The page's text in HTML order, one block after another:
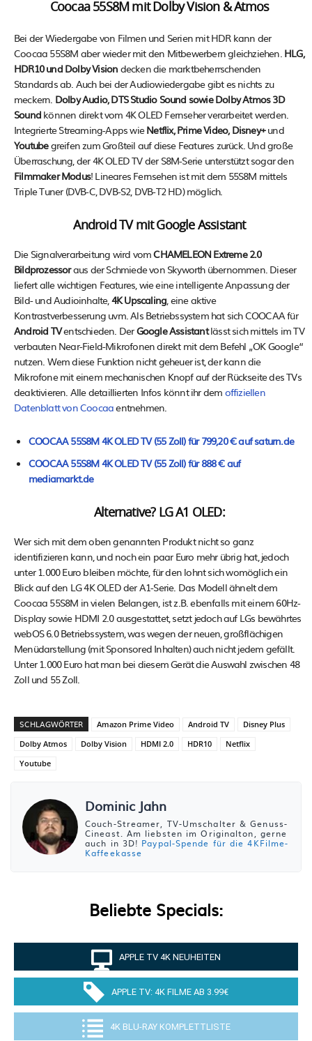
Coocaa 55S8M mit Dolby Vision & Atmos
Bei der Wiedergabe von Filmen und Serien mit HDR kann der
Coocaa 55S8M aber wieder mit den Mitbewerbern gleichziehen. HLG,
HDR10 und Dolby Vision decken die marktbeherrschenden
Standards ab. Auch bei der Audiowiedergabe gibt es nichts zu
meckern. Dolby Audio, DTS Studio Sound sowie Dolby Atmos 3D
Sound können direkt vom 4K OLED Fernseher verarbeitet werden.
Integrierte Streaming-Apps wieNetflix, Prime Video, Disney+und
Youtubegreifen zum Großteil auf diese Features zurück. Und große
Überraschung, der 4K OLED TV der S8M-Serie unterstützt sogar den
Filmmaker Modus! Lineares Fernsehen ist mit dem 55S8M mittels
Triple Tuner (DVB-C, DVB-S2, DVB-T2 HD) möglich.
Android TV mit Google Assistant
Die Signalverarbeitung wird vomCHAMELEON Extreme 2.0
Bildprozessoraus der Schmiede von Skyworth übernommen. Dieser
liefert alle wichtigen Features, wie eine intelligente Anpassung der
Bild- und Audioinhalte, 4K Upscaling , eine aktive
Kontrastverbesserung uvm. Als Betriebssystem hat sich COOCAA für
Android TVentschieden. DerGoogle Assistantlässt sich mittels im TV
verbauten Near-Field-Mikrofonen direkt mit dem Befehl „OK Google“
nutzen. Wem diese Funktion nicht geheuer ist, der kann die
Mikrofone mit einem mechanischen Knopf auf der Rückseite des TVs
deaktivieren. Alle detaillierten Infos könnt ihr dem offiziellen
Datenblatt von Coocaaentnehmen.
COOCAA 55S8M 4K OLED TV (55 Zoll) für 799,20 € auf saturn.de
COOCAA 55S8M 4K OLED TV (55 Zoll) für 888 € auf
mediamarkt.de
Alternative? LG A1 OLED:
Wer sich mit dem oben genannten Produkt nicht so ganz
identifizieren kann, und noch ein paar Euro mehr übrig hat, jedoch
unter 1.000 Euro bleiben möchte, für den lohnt sich womöglich ein
Blick auf den LG 4K OLED der A1-Serie. Das Modell ähnelt dem
Coocaa 55S8M in vielen Belangen, ist z.B. ebenfalls mit einem 60Hz-
Display sowie HDMI 2.0 ausgestattet, setzt jedoch auf LGs bewährtes
webOS 6.0 Betriebssystem, was wegen der neuen, großflächigen
Menüdarstellung (mit Sponsored Inhalten) auch nicht jedem gefällt.
Unter 1.000 Euro hat man bei diesem Gerät die Auswahl zwischen 48
Zoll und 55 Zoll.
SCHLAGWÖRTER Amazon Prime Video Android TV
Disney Plus
Dolby Atmos
Dolby Vision HDMI 2.0 HDR10
Netflix
Youtube
Dominic Jahn
Couch-Streamer, TV-Umschalter & Genuss-
Cineast. Am liebsten im Originalton, gerne
auch in 3D! Paypal-Spende für die 4KFilme-
Kaffeekasse
Beliebte Specials:
APPLE TV 4K NEUHEITEN
APPLE TV: 4K FILME AB 3.99€
4K BLU-RAY KOMPLETTLISTE